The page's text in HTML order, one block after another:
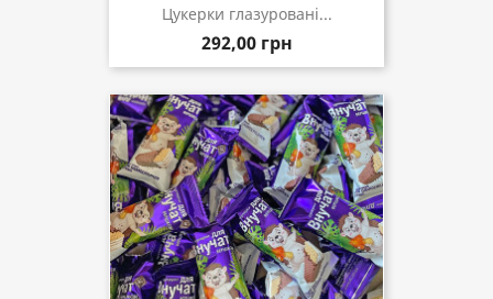
Цукерки глазуровані...
292,00 грн